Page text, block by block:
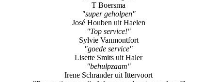
"aankoop nieuwe iphone en installatie ervan"
Sabrina Maassen uit Ohé En Laak
"accu vervangen"
T Boersma
"super geholpen"
José Houben uit Haelen
"Top service!"
Sylvie Vanmontfort
"goede service"